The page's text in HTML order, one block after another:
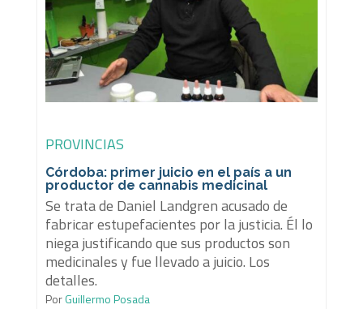
PROVINCIAS
Córdoba: primer juicio en el país a un
productor de cannabis medicinal
Se trata de Daniel Landgren acusado de
fabricar estupefacientes por la justicia. Él lo
niega justificando que sus productos son
medicinales y fue llevado a juicio. Los
detalles.
PorGuillermo Posada